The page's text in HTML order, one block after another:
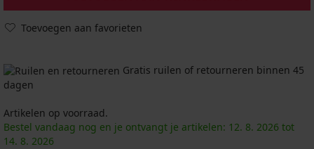
Toevoegen aan favorieten
Gratis ruilen of retourneren binnen 45
dagen
Artikelen op voorraad.
Bestel vandaag nog en je ontvangt je artikelen: 12. 8. 2026 tot
14. 8. 2026